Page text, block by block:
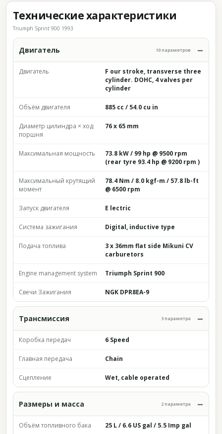
Технические характеристики
Triumph Sprint 900 1993
Двигатель 10 параметров
Двигатель
F our stroke, transverse three
cylinder. DOHC, 4 valves per
cylinder
Объём двигателя 885 cc / 54.0 cu in
Диаметр цилиндра × ход
поршня
76 x 65 mm
Максимальная мощность
73.8 kW / 99 hp @ 9500 rpm
(rear tyre 93.4 hp @ 9200 rpm )
Максимальный крутящий
момент
78.4 Nm / 8.0 kgf-m / 57.8 lb-ft
@ 6500 rpm
Запуск двигателя E lectric
Система зажигания Digital, inductive type
Подача топлива
3 x 36mm flat side Mikuni CV
carburetors
Engine management system Triumph Sprint 900
Свечи Зажигания NGK DPR8EA-9
Трансмиссия 3 параметра
Коробка передач 6 Speed
Главная передача Chain
Сцепление Wet, cable operated
Размеры и масса 2 параметра
Объём топливного бака 25 L / 6.6 US gal / 5.5 Imp gal